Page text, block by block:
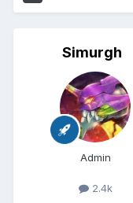
Simurgh
Admin
2.4k